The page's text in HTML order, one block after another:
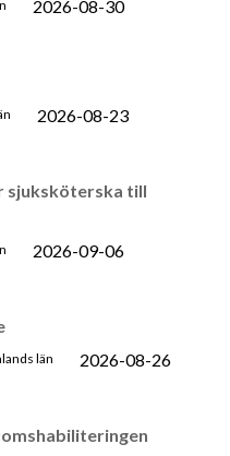
2026-08-30
2026-08-23
sjuksköterska till
2026-09-06
län 2026-08-26